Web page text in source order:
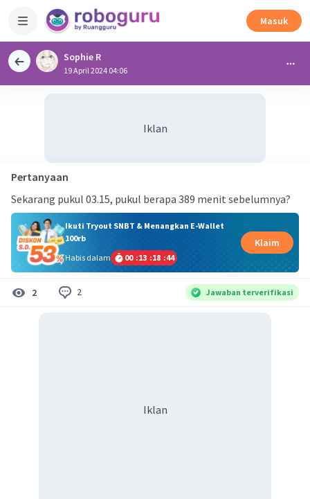
Masuk
Sophie R
19 April 2024 04:06
Iklan
Pertanyaan
Sekarang pukul 03.15, pukul berapa 389 menit sebelumnya?
Ikuti Tryout SNBT & Menangkan E-Wallet
100rb
Habis dalam
00 :13 :18 :44
Klaim
2 2 Jawaban terverifikasi
Iklan